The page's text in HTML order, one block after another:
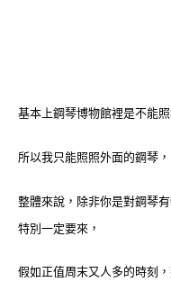
基本上鋼琴博物館裡是不能
所以我只能照照外面的鋼琴，
整體來說，除非你是對鋼琴
特別一定要來，
假如正值周末又人多的時刻